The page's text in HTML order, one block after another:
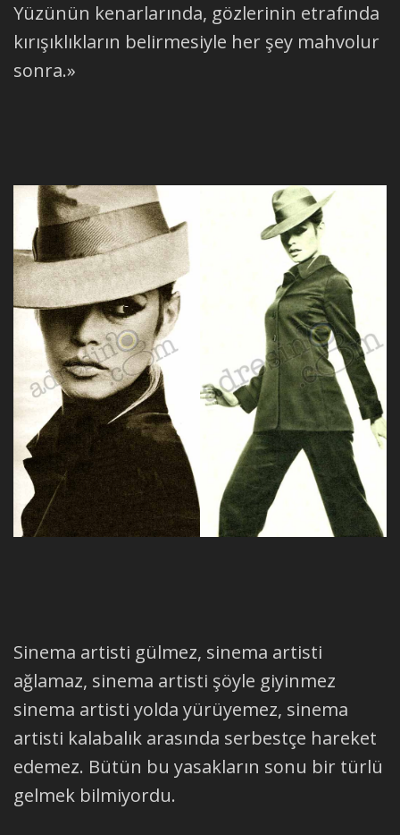
Yüzünün kenarlarında, gözlerinin etrafında
kırışıklıkların belirmesiyle her şey mahvolur
sonra.»
Sinema artisti gülmez, sinema artisti
ağlamaz, sinema artisti şöyle giyinmez
sinema artisti yolda yürüyemez, sinema
artisti kalabalık arasında serbestçe hareket
edemez. Bütün bu yasakların sonu bir türlü
gelmek bilmiyordu.